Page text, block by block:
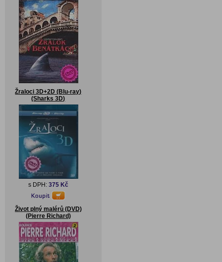
Žraloci 3D+2D (Blu-ray)
(Sharks 3D)
s DPH: 375 Kč
Život plný malérů (DVD)
(Pierre Richard)